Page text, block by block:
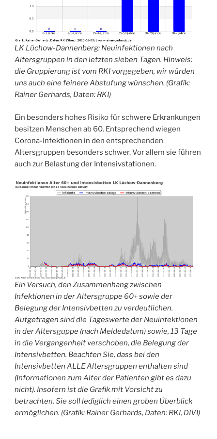
LK Lüchow-Dannenberg: Neuinfektionen nach
Altersgruppen in den letzten sieben Tagen. Hinweis:
die Gruppierung ist vom RKI vorgegeben, wir würden
uns auch eine feinere Abstufung wünschen. (Grafik:
Rainer Gerhards, Daten: RKI)
Ein besonders hohes Risiko für schwere Erkrankungen
besitzen Menschen ab 60. Entsprechend wiegen
Corona-Infektionen in den entsprechenden
Altersgruppen besonders schwer. Vor allem sie führen
auch zur Belastung der Intensivstationen.
Ein Versuch, den Zusammenhang zwischen
Infektionen in der Altersgruppe 60+ sowie der
Belegung der Intensivbetten zu verdeutlichen.
Aufgetragen sind die Tageswerte der Neuinfektionen
in der Altersguppe (nach Meldedatum) sowie, 13 Tage
in die Vergangenheit verschoben, die Belegung der
Intensivbetten. Beachten Sie, dass bei den
Intensivbetten ALLE Altersgruppen enthalten sind
(Informationen zum Alter der Patienten gibt es dazu
nicht). Insofern ist die Grafik mit Vorsicht zu
betrachten. Sie soll lediglich einen groben Überblick
ermöglichen. (Grafik: Rainer Gerhards, Daten: RKI, DIVI)